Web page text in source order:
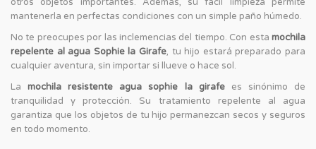
mantenerla en perfectas condiciones con un simple paño húmedo.
No te preocupes por las inclemencias del tiempo. Con esta mochila
repelente al agua Sophie la Girafe, tu hijo estará preparado para
cualquier aventura, sin importar si llueve o hace sol.
Lamochila resistente agua sophie la girafees sinónimo de
tranquilidad y protección. Su tratamiento repelente al agua
garantiza que los objetos de tu hijo permanezcan secos y seguros
en todo momento.